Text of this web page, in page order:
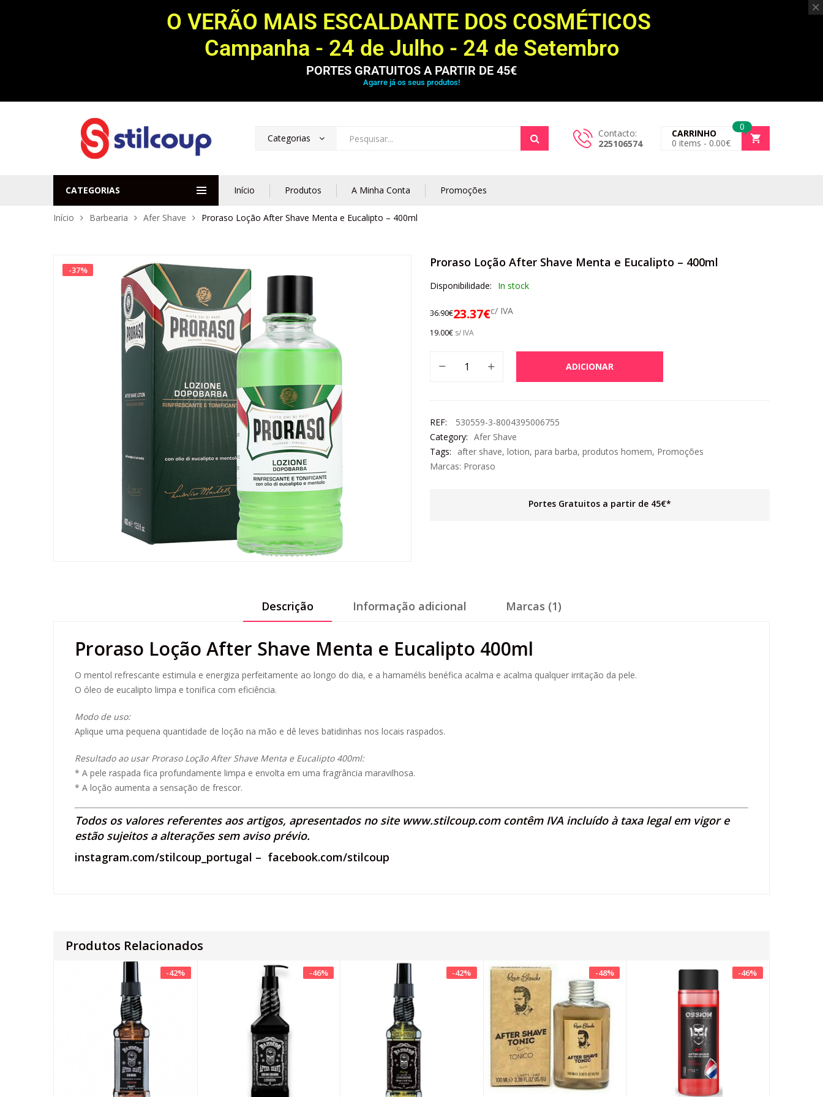
O VERÃO MAIS ESCALDANTE DOS COSMÉTICOS
Campanha - 24 de Julho - 24 de Setembro
PORTES GRATUITOS A PARTIR DE 45€
Agarre já os seus produtos!
Categorias
Contacto:
225106574
0
CARRINHO
0 items - 0.00€
CATEGORIAS Início Produtos A Minha Conta Promoções
Início Barbearia Afer Shave Proraso Loção After Shave Menta e Eucalipto – 400ml
-37%
Proraso Loção After Shave Menta e Eucalipto – 400ml
Disponibilidade: In stock
36.90€23.37€c/ IVA
19.00€ s/ IVA
ADICIONAR
REF:
530559-3-8004395006755
Category: Afer Shave
Tags:
after shave, lotion, para barba, produtos homem, Promoções
Marcas: Proraso
Portes Gratuitos a partir de 45€*
Descrição Informação adicional Marcas (1)
Proraso Loção After Shave Menta e Eucalipto 400ml
O mentol refrescante estimula e energiza perfeitamente ao longo do dia, e a hamamélis benéfica acalma e acalma qualquer irritação da pele.
O óleo de eucalipto limpa e tonifica com eficiência.
Modo de uso:
Aplique uma pequena quantidade de loção na mão e dê leves batidinhas nos locais raspados.
Resultado ao usar Proraso Loção After Shave Menta e Eucalipto 400ml:
* A pele raspada fica profundamente limpa e envolta em uma fragrância maravilhosa.
* A loção aumenta a sensação de frescor.
Todos os valores referentes aos artigos, apresentados no site www.stilcoup.comcontêm IVA incluído à taxa legal em vigor e
estão sujeitos a alterações sem aviso prévio.
instagram.com/stilcoup_portugal – facebook.com/stilcoup
Produtos Relacionados
-42% -46% -42% -48% -46%